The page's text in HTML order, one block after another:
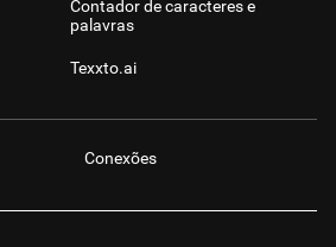
Contador de caracteres e
palavras
Texxto.ai
Conexões